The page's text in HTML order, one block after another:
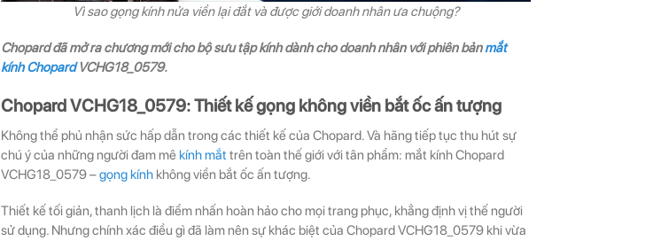
Vì sao gọng kính nửa viền lại đắt và được giới doanh nhân ưa chuộng?
Chopard đã mở ra chương mới cho bộ sưu tập kính dành cho doanh nhân với phiên bảnmắt
kính ChopardVCHG18_0579.
Chopard VCHG18_0579: Thiết kế gọng không viền bắt ốc ấn tượng
Không thể phủ nhận sức hấp dẫn trong các thiết kế của Chopard. Và hãng tiếp tục thu hút sự
chú ý của những người đam mê kính mắt trên toàn thế giới với tân phẩm: mắt kính Chopard
VCHG18_0579 –gọng kính không viền bắt ốc ấn tượng.
Thiết kế tối giản, thanh lịch là điểm nhấn hoàn hảo cho mọi trang phục, khẳng định vị thế người
sử dụng. Nhưng chính xác điều gì đã làm nên sự khác biệt của Chopard VCHG18_0579 khi vừa